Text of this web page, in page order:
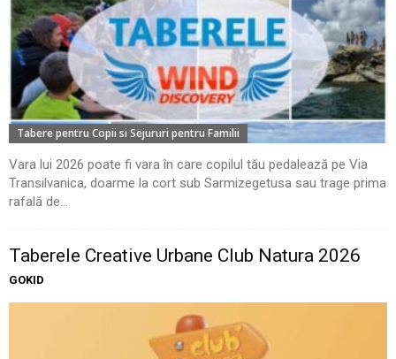
Tabere pentru Copii si Sejururi pentru Familii
Vara lui 2026 poate fi vara în care copilul tău pedalează pe Via
Transilvanica, doarme la cort sub Sarmizegetusa sau trage prima
rafală de...
Taberele Creative Urbane Club Natura 2026
GOKID